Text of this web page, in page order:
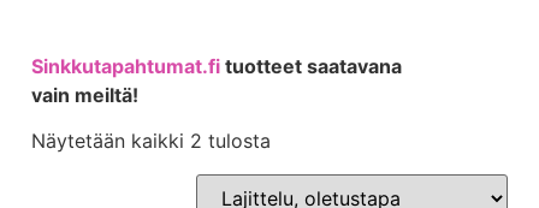
Sinkkutapahtumat.fi tuotteet saatavana
vain meiltä!
Näytetään kaikki 2 tulosta